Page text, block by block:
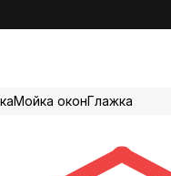
Мойка оконГлажка